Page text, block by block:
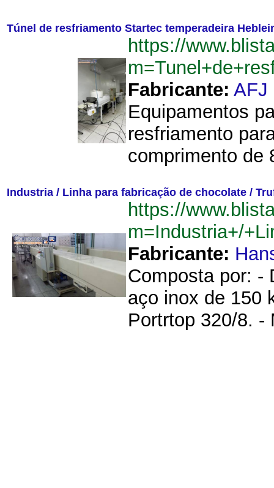
Túnel de resfriamento Startec temperadeira
https://
Fabricante: AFJ
Equipamentos
resfriamento
comprimento de
Industria / Linha para fabricação de chocolate /
https://
m=Industria+/
Fabricante:
Composta por: -
aço inox de 150
Portrtop 320/8. -